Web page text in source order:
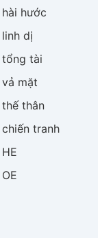
hài hước
linh dị
tổng tài
vả mặt
thế thân
chiến tranh
HE
OE